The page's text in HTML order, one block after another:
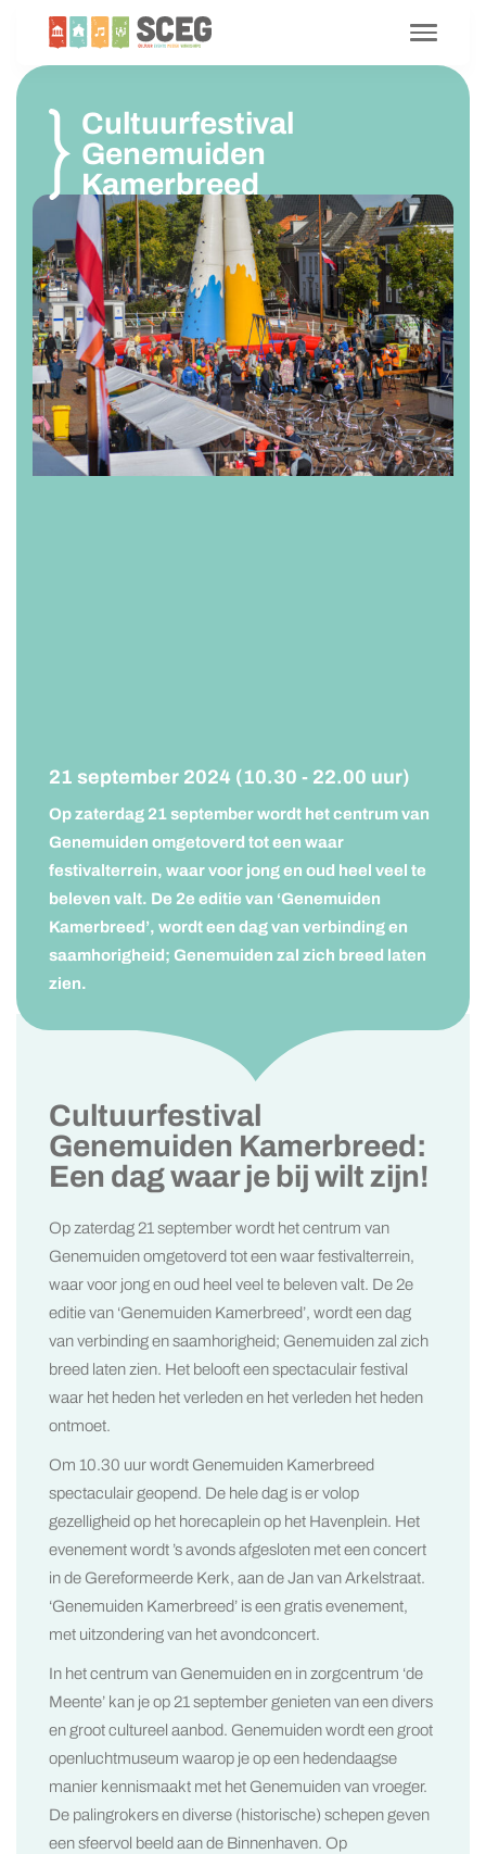
Cultuurfestival
Genemuiden
Kamerbreed
21 september 2024 (10.30 - 22.00 uur)
Op zaterdag 21 september wordt het centrum van
Genemuiden omgetoverd tot een waar
festivalterrein, waar voor jong en oud heel veel te
beleven valt. De 2e editie van ‘Genemuiden
Kamerbreed’, wordt een dag van verbinding en
saamhorigheid; Genemuiden zal zich breed laten
zien.
Cultuurfestival
Genemuiden Kamerbreed:
Een dag waar je bij wilt zijn!
Op zaterdag 21 september wordt het centrum van
Genemuiden omgetoverd tot een waar festivalterrein,
waar voor jong en oud heel veel te beleven valt. De 2e
editie van ‘Genemuiden Kamerbreed’, wordt een dag
van verbinding en saamhorigheid; Genemuiden zal zich
breed laten zien. Het belooft een spectaculair festival
waar het heden het verleden en het verleden het heden
ontmoet.
Om 10.30 uur wordt Genemuiden Kamerbreed
spectaculair geopend. De hele dag is er volop
gezelligheid op het horecaplein op het Havenplein. Het
evenement wordt ’s avonds afgesloten met een concert
in de Gereformeerde Kerk, aan de Jan van Arkelstraat.
‘Genemuiden Kamerbreed’ is een gratis evenement,
met uitzondering van het avondconcert.
In het centrum van Genemuiden en in zorgcentrum ‘de
Meente’ kan je op 21 september genieten van een divers
en groot cultureel aanbod. Genemuiden wordt een groot
openluchtmuseum waarop je op een hedendaagse
manier kennismaakt met het Genemuiden van vroeger.
De palingrokers en diverse (historische) schepen geven
een sfeervol beeld aan de Binnenhaven. Op